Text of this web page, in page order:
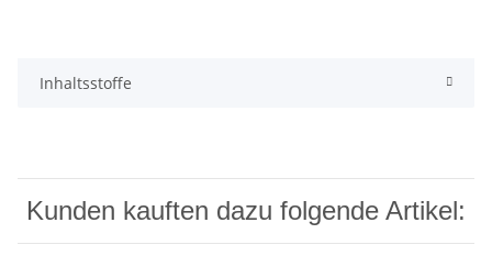
Inhaltsstoffe
Kunden kauften dazu folgende Artikel: